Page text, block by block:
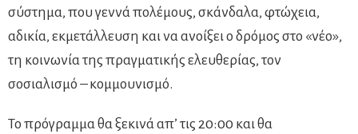
σύστημα, που γεννά πολέμους, σκάνδαλα, φτώχεια,
αδικία, εκμετάλλευση και να ανοίξει ο δρόμος στο «νέο»,
τη κοινωνία της πραγματικής ελευθερίας, τον
σοσιαλισμό – κομμουνισμό.
Το πρόγραμμα θα ξεκινά απ’ τις 20:00 και θα